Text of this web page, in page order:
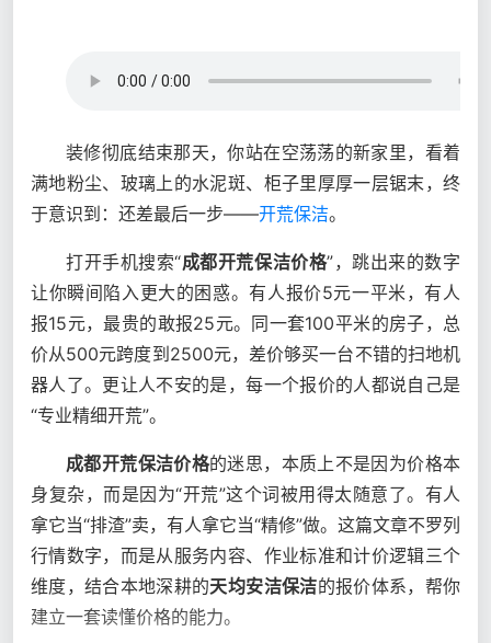
装修彻底结束那天，你站在空荡荡的新家里，看着
满地粉尘、玻璃上的水泥斑、柜子里厚厚一层锯末，终
于意识到：还差最后一步——开荒保洁。
打开手机搜索“成都开荒保洁价格”，跳出来的数字
让你瞬间陷入更大的困惑。有人报价5元一平米，有人
报15元，最贵的敢报25元。同一套100平米的房子，总
价从500元跨度到2500元，差价够买一台不错的扫地机
器人了。更让人不安的是，每一个报价的人都说自己是
“专业精细开荒”。
成都开荒保洁价格的迷思，本质上不是因为价格本
身复杂，而是因为“开荒”这个词被用得太随意了。有人
拿它当“排渣”卖，有人拿它当“精修”做。这篇文章不罗列
行情数字，而是从服务内容、作业标准和计价逻辑三个
维度，结合本地深耕的天均安洁保洁的报价体系，帮你
建立一套读懂价格的能力。